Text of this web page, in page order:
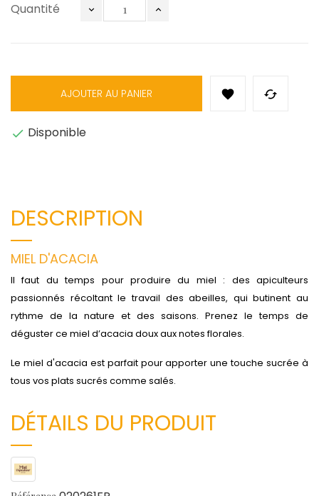
Quantité
AJOUTER AU PANIER  
 Disponible
DESCRIPTION
MIEL D'ACACIA
Il faut du temps pour produire du miel : des apiculteurs
passionnés récoltant le travail des abeilles, qui butinent au
rythme de la nature et des saisons. Prenez le temps de
déguster ce miel d’acacia doux aux notes florales.
Le miel d'acacia est parfait pour apporter une touche sucrée à
tous vos plats sucrés comme salés.
DÉTAILS DU PRODUIT